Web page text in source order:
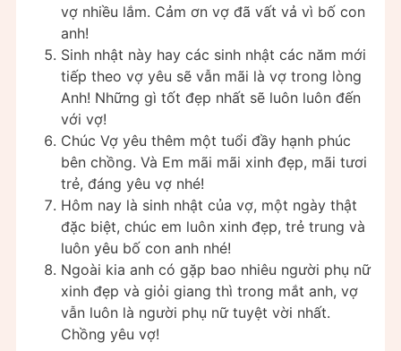
vợ nhiều lắm. Cảm ơn vợ đã vất vả vì bố con
anh!
Sinh nhật này hay các sinh nhật các năm mới
tiếp theo vợ yêu sẽ vẫn mãi là vợ trong lòng
Anh! Những gì tốt đẹp nhất sẽ luôn luôn đến
với vợ!
Chúc Vợ yêu thêm một tuổi đầy hạnh phúc
bên chồng. Và Em mãi mãi xinh đẹp, mãi tươi
trẻ, đáng yêu vợ nhé!
Hôm nay là sinh nhật của vợ, một ngày thật
đặc biệt, chúc em luôn xinh đẹp, trẻ trung và
luôn yêu bố con anh nhé!
Ngoài kia anh có gặp bao nhiêu người phụ nữ
xinh đẹp và giỏi giang thì trong mắt anh, vợ
vẫn luôn là người phụ nữ tuyệt vời nhất.
Chồng yêu vợ!